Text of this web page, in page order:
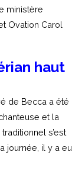
ministère
Ovation Carol
haut
de Becca a été
et la
s’est
journée, il y a eu